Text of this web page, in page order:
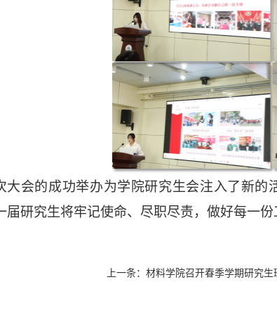
大会的成功举办为学院研究生会注入了新
届研究生将牢记使命、尽职尽责，做好每一
上一条： 材料学院召开春季学期研究生